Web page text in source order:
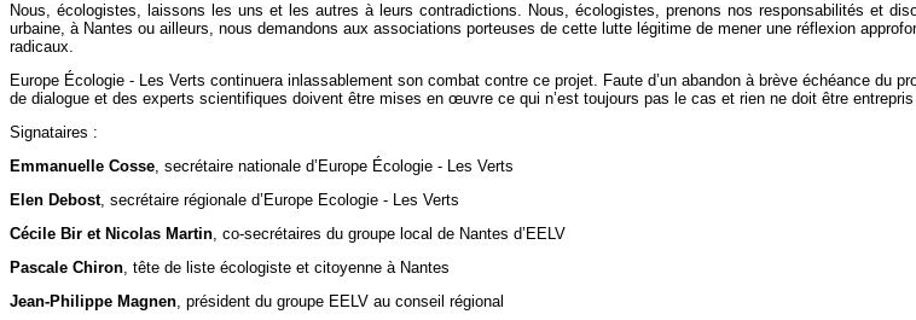
Nous, écologistes, laissons les uns et les autres à leurs contradictions. Nous, écologistes, prenons nos responsabilités et
urbaine, à Nantes ou ailleurs, nous demandons aux associations porteuses de cette lutte légitime de mener une réflexion
radicaux.
Europe Écologie - Les Verts continuera inlassablement son combat contre ce projet. Faute d’un abandon à brève échéance du
de dialogue et des experts scientifiques doivent être mises en œuvre ce qui n’est toujours pas le cas et rien ne doit être
Signataires :
Emmanuelle Cosse, secrétaire nationale d’Europe Écologie - Les Verts
Elen Debost, secrétaire régionale d’Europe Ecologie - Les Verts
Cécile Bir et Nicolas Martin, co-secrétaires du groupe local de Nantes d’EELV
Pascale Chiron, tête de liste écologiste et citoyenne à Nantes
Jean-Philippe Magnen, président du groupe EELV au conseil régional